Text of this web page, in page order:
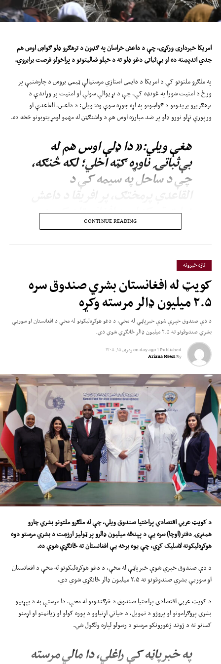
امریکاخبرداری ورکړی، چې د داعش خراسان په ګډون د ترهګرو ډلو ګواښ اوسهم
جدي اندېښنه ده او بې‌ثباتي دغو ډلو ته د خپلو فعالیتونو د پراخولو فرصت برابروي.
په ملګرو ملتونو کې د امریکا د دایمي استازي مرستیالې ټیمي بروس د چارشنبې پر
ورځ د امنیت شورا په غونډه کې، چې د نړیوالې سولې او امنیت پر وړاندې د
ترهګریزو بریدونو د ګواښونو په اړه جوړه شوې وه؛ ویلي: د داعش، القاعدې او
ورپورې تړلو نورو ډلو پر ضد مبارزه اوس هم د واشنګټن له مهمو لومړیتوبونو څخه ده.
هغې ویلي:« دا ډلې اوس هم له
بې‌ثباتۍ ناوړه ګټه اخلي؛ لکه څنګه،
چې د ساحل په سیمه کې د
القاعدې پرمختګ، پر افریقا د داعش
زیات تمرکز او په افغانستان کې د
داعش خراسان دوامدار ګواښ
ښيي.»
دا څرګندونې داسې مهال کیږي، چې اسلامي امارت څو ځله په افغانستان کې د ترهګرو
ډلو د فعالیت په اړه ادعاوې رد کړي او ټینګار کوي، چې د افغانستان له خاورې به د
بل هیڅ هېواد د امنیت پر ضد د کار اخیستو اجازه ورنه‌کړي.
CONTINUE READING
تازه خبرونه
کویټ له افغانستان بشري صندوق سره
۲.۵ میلیون ډالر مرسته وکړه
د دې صندوق خپرې شوې خبرپاڼې له مخې، د دغو هوکړه‌لیکونو له مخې د افغانستان او سوریې
بشري صندوقونو ته ۲.۵ میلیون ډالر ځانګړي شوي دي.
Published
1 day ago
onزمری ۱۵, ۱۴۰۵
By
Ariana News
د کویټ عربي اقتصادي پراختیا صندوقویلي، چېلهملګرو ملتونو بشري چارو
همغږۍ دفتر(اوچا) سره یې د پېنځهمیلیون ډالرو پرټولیز ارزښت د بشري مرستو دوه
هوکړه‌لیکونه لاسلیک کړي، چې یوه برخه یې افغانستان ته ځانګړې شوې ده.
د دې صندوق خپرې شوې خبرپاڼې له مخې، د دغو هوکړه‌لیکونو له مخې د افغانستان
او سوریې بشري صندوقونو ته ۲.۵ میلیون ډالر ځانګړي شوي دي.
د کویټ عربي اقتصادي پراختیا صندوق د څرګندونو له مخې، دا مرستې به د بېړنیو
بشري پروګرامونو او پروژو د تمویل، د حیاتي اړتیاوو د پوره کولو او زیانمنو او اړمنو
کسانو ته د ژوند ژغورونکو مرستو د رسولو لپاره ولګول شي.
په خبرپاڼه کې راغلي، دا مالي مرسته